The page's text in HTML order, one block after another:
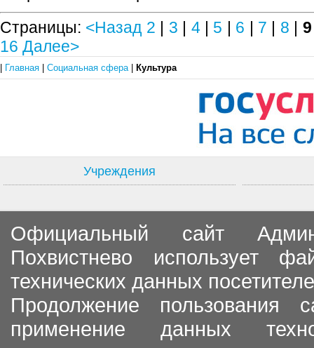
Страницы: <Назад 2 | 3 | 4| 5 | 6 | 7 | 8 | 9
16 Далее>
| Главная | Социальная сфера | Культура
Учреждения
Официальный сайт
Похвистнево использует
технических данных
Продолжение пользования
применение данных